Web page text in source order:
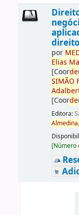
por ME
Elias
[Coorde
SIMÃO
[Coorde
Editora:
Almedina,
[Número